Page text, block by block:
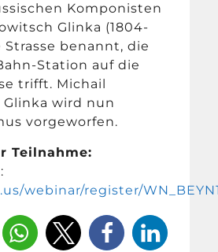
Komponisten
Glinka (1804-
Strasse benannt, die
Station auf die
trifft. Michail
wird nun
vorgeworfen.
Teilnahme:
webinar/register/